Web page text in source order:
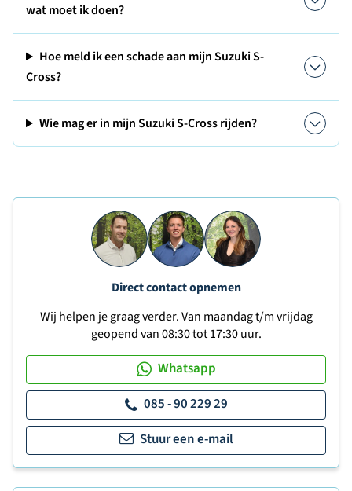
wat moet ik doen?
Hoe meld ik een schade aan mijn Suzuki S-
Cross?
Wie mag er in mijn Suzuki S-Cross rijden?
Direct contact opnemen
Wij helpen je graag verder. Van maandag t/m vrijdag
geopend van 08:30 tot 17:30 uur.
Whatsapp
085 - 90 229 29
Stuur een e-mail